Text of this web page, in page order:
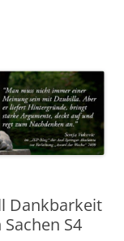
Dankbarkeit
S4